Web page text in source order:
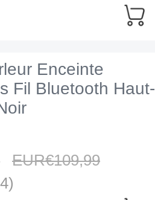
Enceinte
Fil Bluetooth Haut-
EUR€109,99